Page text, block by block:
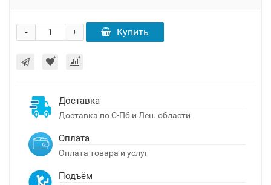
+
- Купить
Доставка
Доставка по С-Пб и Лен. области
Оплата
Оплата товара и услуг
Подъём